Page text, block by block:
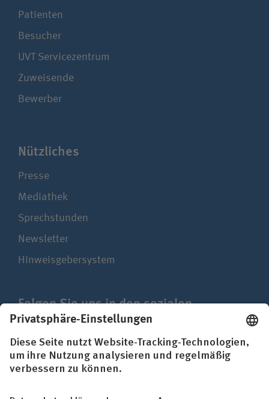
Patienten
Besucher
UVT Service­zentrum
Zuweisende
Bewerber
Nützliches
Presse
Mediathek
Sprechstunden
Newsletter
Hinweisgebersystem
Folgen Sie uns in den sozialen
Netzwerken